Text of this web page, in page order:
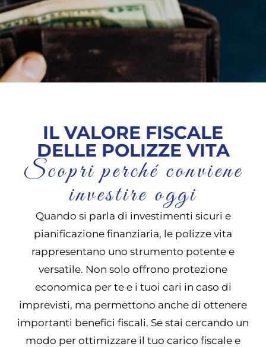
delle polizze
vita
Scopri come risparmiare
sulle tasse con le polizze
vita e proteggere il tuo
futuro
IL VALORE FISCALE
DELLE POLIZZE VITA
Scopri perché conviene
investire oggi
Quando si parla di investimenti sicuri e
pianificazione finanziaria, le polizze vita
rappresentano uno strumento potente e
versatile. Non solo offrono protezione
economica per te e i tuoi cari in caso di
imprevisti, ma permettono anche di ottenere
importanti benefici fiscali. Se stai cercando un
modo per ottimizzare il tuo carico fiscale e